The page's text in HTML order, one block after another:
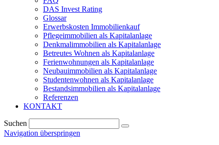
DAS Invest Rating
Glossar
Erwerbskosten Immobilienkauf
Pflegeimmobilien als Kapitalanlage
Denkmalimmobilien als Kapitalanlage
Betreutes Wohnen als Kapitalanlage
Ferienwohnungen als Kapitalanlage
Neubauimmobilien als Kapitalanlage
Studentenwohnen als Kapitalanlage
Bestandsimmobilien als Kapitalanlage
Referenzen
KONTAKT
Suchen
Navigation überspringen